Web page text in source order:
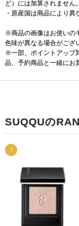
ど）には加算されません。
・原産国は商品により異
※商品の画像はお使いの
色味が異なる場合がござ
※一部、ポイントアップ
品、予約商品と一緒にお
SUQQUの
1